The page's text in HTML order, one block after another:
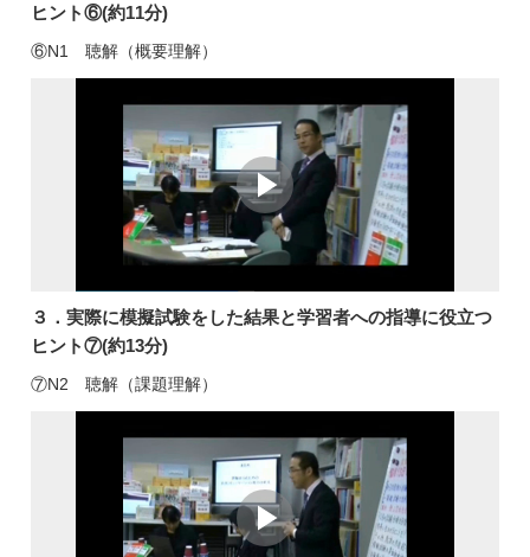
ヒント⑥(約11分)
⑥N1 聴解（概要理解）
３．実際に模擬試験をした結果と学習者への指導に役立つ
ヒント⑦(約13分)
⑦N2 聴解（課題理解）